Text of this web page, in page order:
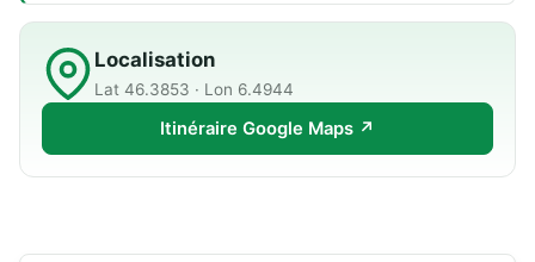
Localisation
Lat 46.3853 · Lon 6.4944
Itinéraire Google Maps ↗